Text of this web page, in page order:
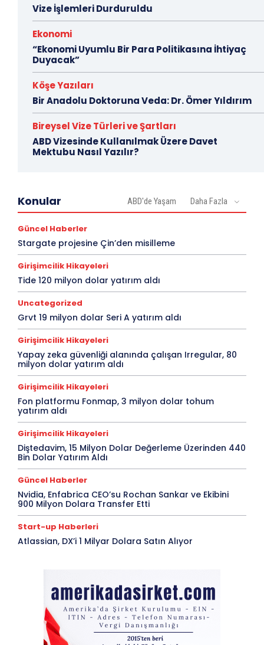
Vize İşlemleri Durduruldu
Ekonomi
“Ekonomi Uyumlu Bir Para Politikasına İhtiyaç
Duyacak”
Köşe Yazıları
Bir Anadolu Doktoruna Veda: Dr. Ömer Yıldırım
Bireysel Vize Türleri ve Şartları
ABD Vizesinde Kullanılmak Üzere Davet
Mektubu Nasıl Yazılır?
Konular ABD'de Yaşam Daha Fazla
Güncel Haberler
Stargate projesine Çin’den misilleme
Girişimcilik Hikayeleri
Tide 120 milyon dolar yatırım aldı
Uncategorized
Grvt 19 milyon dolar Seri A yatırım aldı
Girişimcilik Hikayeleri
Yapay zeka güvenliği alanında çalışan Irregular, 80
milyon dolar yatırım aldı
Girişimcilik Hikayeleri
Fon platformu Fonmap, 3 milyon dolar tohum
yatırım aldı
Girişimcilik Hikayeleri
Diştedavim, 15 Milyon Dolar Değerleme Üzerinden 440
Bin Dolar Yatırım Aldı
Güncel Haberler
Nvidia, Enfabrica CEO’su Rochan Sankar ve Ekibini
900 Milyon Dolara Transfer Etti
Start-up Haberleri
Atlassian, DX’i 1 Milyar Dolara Satın Alıyor